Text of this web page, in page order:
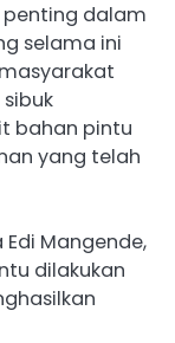
dalam
selama ini
bahan pintu
yang telah
Edi Mangende,
dilakukan